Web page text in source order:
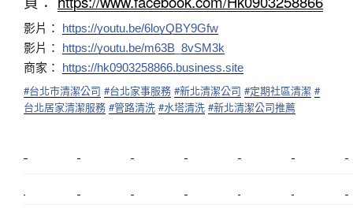
影片： https://youtu.be/6loyQBY9Gfw
影片： https://youtu.be/m63B_8vSM3k
商家： https://hk0903258866.business.site
#台北市清潔公司 #台北家事服務 #新北清潔公司 #定期社區清潔 #
台北居家清潔服務 #管路清洗 #水塔清洗 #新北清潔公司推薦